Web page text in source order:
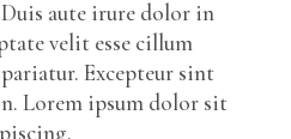
aute irure dolor in
velit esse cillum
Excepteur sint
Lorem ipsum dolor sit